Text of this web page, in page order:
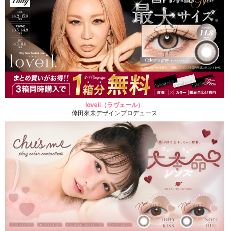
loveil（ラヴェール）
倖田來未デザインプロデュース